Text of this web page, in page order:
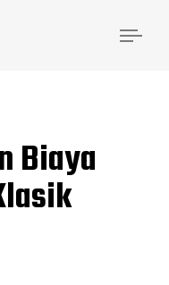
Biaya